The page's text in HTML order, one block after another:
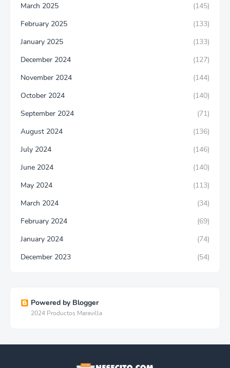
March 2025
(145)
February 2025
(133)
January 2025
(133)
December 2024
(127)
November 2024
(144)
October 2024
(140)
September 2024
(71)
August 2024
(136)
July 2024
(146)
June 2024
(140)
May 2024
(113)
March 2024
(34)
February 2024
(69)
January 2024
(74)
December 2023
(54)
Powered by Blogger
2024 Productos Maravilla